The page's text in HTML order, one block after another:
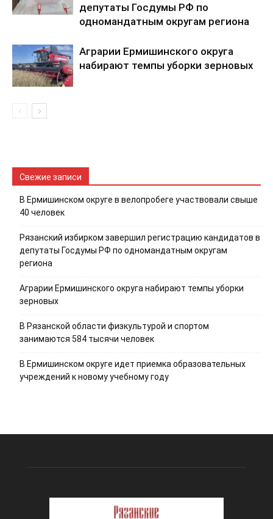
депутаты Госдумы РФ по
одномандатным округам региона
Аграрии Ермишинского округа
набирают темпы уборки зерновых
Свежие записи
В Ермишинском округе в велопробеге участвовали свыше
40 человек
Рязанский избирком завершил регистрацию кандидатов в
депутаты Госдумы РФ по одномандатным округам
региона
Аграрии Ермишинского округа набирают темпы уборки
зерновых
В Рязанской области физкультурой и спортом
занимаются 584 тысячи человек
В Ермишинском округе идет приемка образовательных
учреждений к новому учебному году